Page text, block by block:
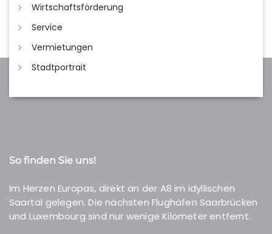
Wirtschaftsförderung
Service
Vermietungen
Stadtportrait
So finden Sie uns!
Im Herzen Europas, direkt an der A8 im idyllischen
Saartal gelegen. Die nächsten Flughäfen Saarbrücken
und Luxembourg sind nur wenige Kilometer entfernt.